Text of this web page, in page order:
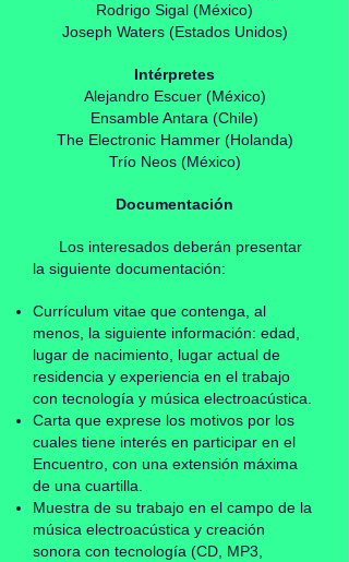
Rodrigo Sigal (México)
Joseph Waters (Estados Unidos)
Intérpretes
Alejandro Escuer (México)
Ensamble Antara (Chile)
The Electronic Hammer (Holanda)
Trío Neos (México)
Documentación
Los interesados deberán presentar
la siguiente documentación:
Currículum vitae que contenga, al
menos, la siguiente información: edad,
lugar de nacimiento, lugar actual de
residencia y experiencia en el trabajo
con tecnología y música electroacústica.
Carta que exprese los motivos por los
cuales tiene interés en participar en el
Encuentro, con una extensión máxima
de una cuartilla.
Muestra de su trabajo en el campo de la
música electroacústica y creación
sonora con tecnología (CD, MP3,